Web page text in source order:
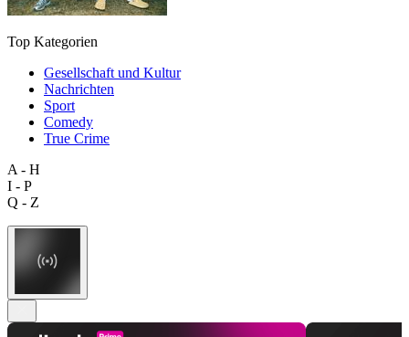
Top Kategorien
Gesellschaft und Kultur
Nachrichten
Sport
Comedy
True Crime
A - H
I - P
Q - Z